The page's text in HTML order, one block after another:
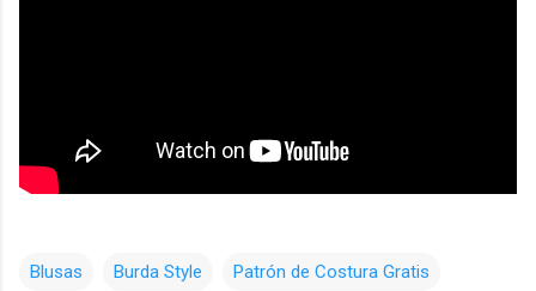
Blusas Burda Style Patrón de Costura Gratis